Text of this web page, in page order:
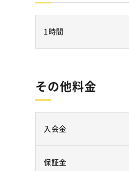
1時間
その他料金
入会金
保証金